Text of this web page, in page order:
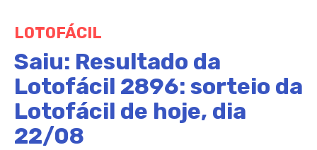
LOTOFÁCIL
Saiu: Resultado da
Lotofácil 2896: sorteio da
Lotofácil de hoje, dia
22/08